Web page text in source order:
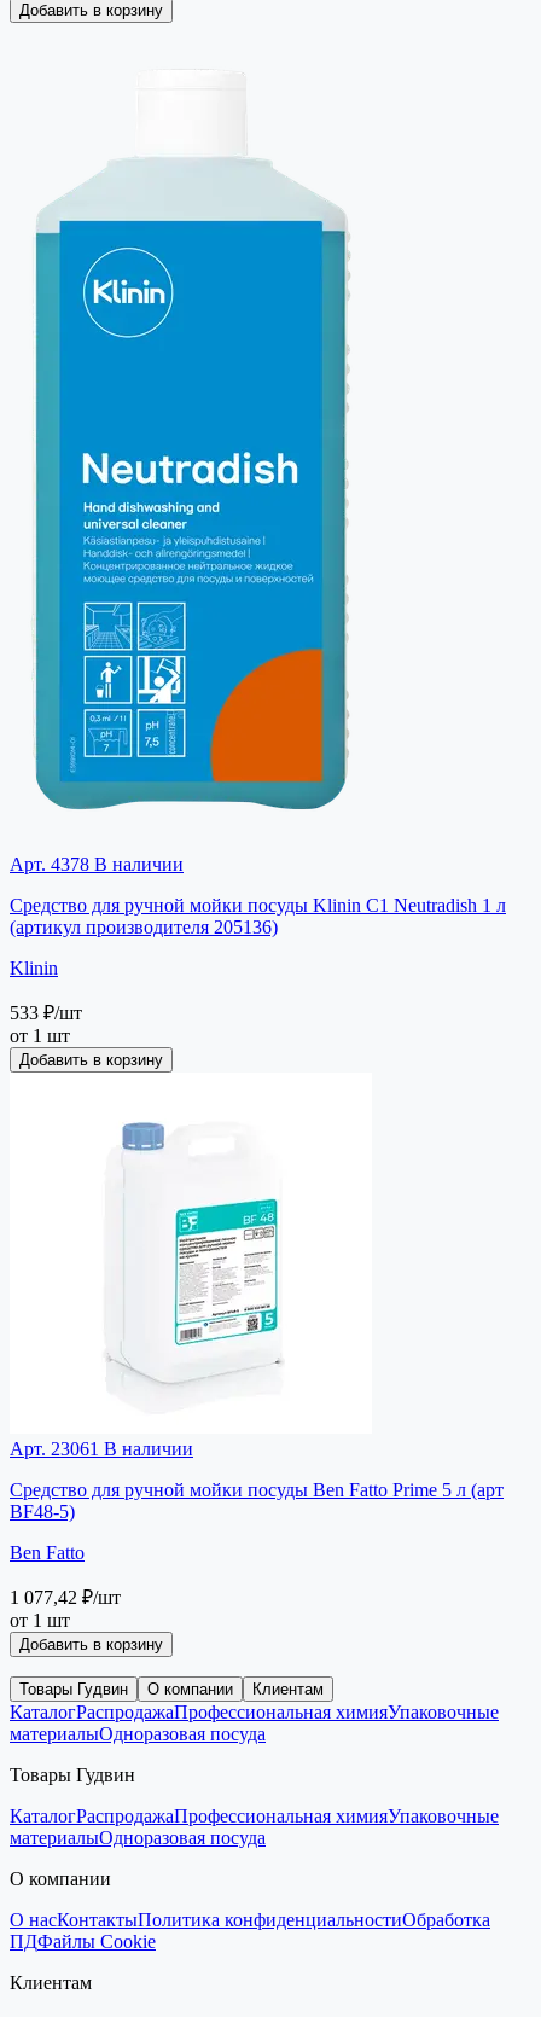
Добавить в корзину
Арт. 4378 В наличии
Средство для ручной мойки посуды Klinin C1 Neutradish 1 л
(артикул производителя 205136)
Klinin
533 ₽/шт
от 1 шт
Добавить в корзину
Арт. 23061 В наличии
Средство для ручной мойки посуды Ben Fatto Prime 5 л (арт
BF48-5)
Ben Fatto
1 077,42 ₽/шт
от 1 шт
Добавить в корзину
Товары Гудвин О компании Клиентам
КаталогРаспродажаПрофессиональная химияУпаковочные
материалыОдноразовая посуда
Товары Гудвин
КаталогРаспродажаПрофессиональная химияУпаковочные
материалыОдноразовая посуда
О компании
О насКонтактыПолитика конфиденциальностиОбработка
ПДФайлы Cookie
Клиентам